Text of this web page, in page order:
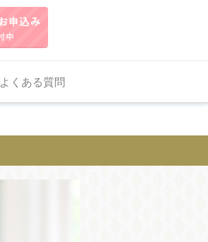
よくある質問